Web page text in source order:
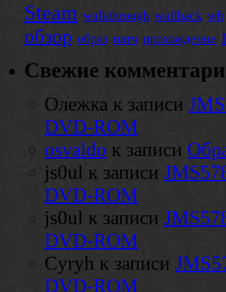
Steam walkthrough wallhack wh
обзор образ патч прохождение
Свежие
Олежка к записи
DVD-ROM
osvaldo к записи
js0ul к записи
DVD-ROM
js0ul к записи
DVD-ROM
Cyryh к записи
DVD-ROM